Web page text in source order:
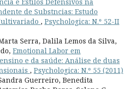
de Substncias: Estudo
, Psychologica: N.º 52-II
Serra, Dalila Lemos da Silva,
Emotional Labor em
e da saúde: Análise de duas
, Psychologica: N.º 55 (2011)
Guerreiro, Benedita